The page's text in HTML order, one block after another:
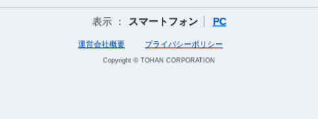
表示 ： スマートフォン PC
運営会社概要 プライバシーポリシー
Copyright © TOHAN CORPORATION